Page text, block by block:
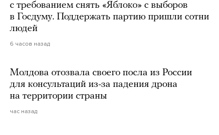
с требованием снять «Яблоко» с выборов
в Госдуму. Поддержать партию пришли сотни
людей
6 часов назад
Молдова отозвала своего посла из России
для консультаций из-за падения дрона
на территории страны
час назад